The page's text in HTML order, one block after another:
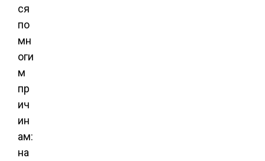
ся
по
мн
оги
м
пр
ич
ин
ам:
на